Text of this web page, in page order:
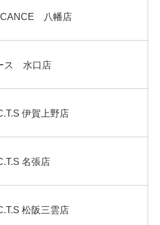
八幡店
ス 水口店
伊賀上野店
名張店
松阪三雲店